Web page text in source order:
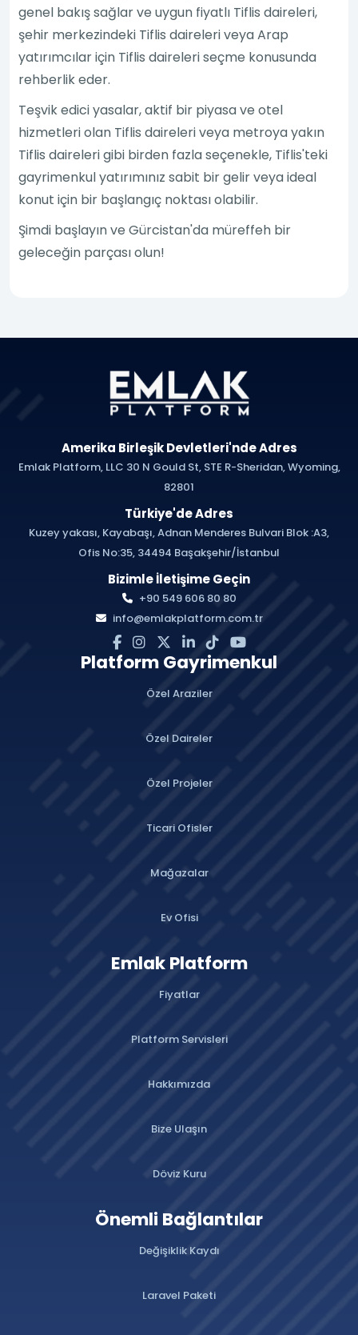
genel bakış sağlar ve uygun fiyatlı Tiflis daireleri,
şehir merkezindeki Tiflis daireleri veya Arap
yatırımcılar için Tiflis daireleri seçme konusunda
rehberlik eder.
Teşvik edici yasalar, aktif bir piyasa ve otel
hizmetleri olan Tiflis daireleri veya metroya yakın
Tiflis daireleri gibi birden fazla seçenekle, Tiflis'teki
gayrimenkul yatırımınız sabit bir gelir veya ideal
konut için bir başlangıç noktası olabilir.
Şimdi başlayın ve Gürcistan'da müreffeh bir
geleceğin parçası olun!
Amerika Birleşik Devletleri'nde Adres
Emlak Platform, LLC 30 N Gould St, STE R-Sheridan, Wyoming,
82801
Türkiye'de Adres
Kuzey yakası, Kayabaşı, Adnan Menderes Bulvari Blok :A3,
Ofis No:35, 34494 Başakşehir/İstanbul
Bizimle İletişime Geçin
+90 549 606 80 80
info@emlakplatform.com.tr
Platform Gayrimenkul
Özel Araziler
Özel Daireler
Özel Projeler
Ticari Ofisler
Mağazalar
Ev Ofisi
Emlak Platform
Fiyatlar
Platform Servisleri
Hakkımızda
Bize Ulaşın
Döviz Kuru
Önemli Bağlantılar
Değişiklik Kaydı
Laravel Paketi